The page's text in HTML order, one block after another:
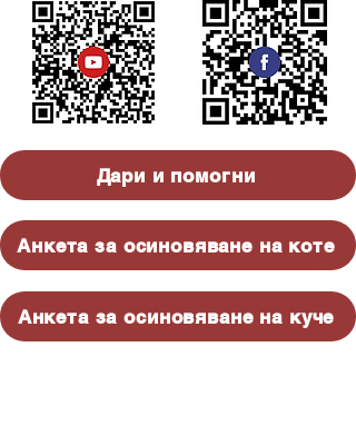
Дари и помогни
Анкета за осиновяване на коте
Анкета за осиновяване на куче